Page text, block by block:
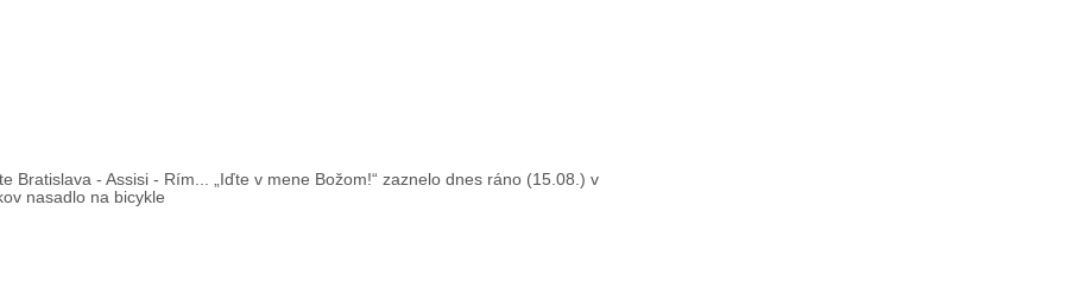
- Assisi - Rím... „Iďte v mene Božom!“ zaznelo dnes ráno (15.08.) v
nasadlo na bicykle